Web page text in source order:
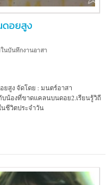
ดอยสูง
ในบันทึกงานอาสา
ยสูง จัดโดย : มนตร์อาสา
น้องที่ขาดแคลนบนดอย2.เรียนรู้วิถี
ชีวิตประจำวัน